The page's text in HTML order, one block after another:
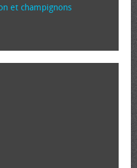
et champignons